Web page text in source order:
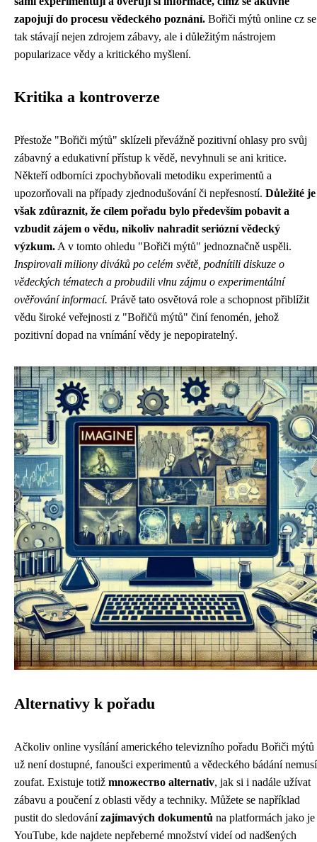
zapojují do procesu vědeckého poznání. Bořiči mýtů online cz se
tak stávají nejen zdrojem zábavy, ale i důležitým nástrojem
popularizace vědy a kritického myšlení.
Kritika a kontroverze
Přestože "Bořiči mýtů" sklízeli převážně pozitivní ohlasy pro svůj
zábavný a edukativní přístup k vědě, nevyhnuli se ani kritice.
Někteří odborníci zpochybňovali metodiku experimentů a
upozorňovali na případy zjednodušování či nepřesností. Důležité je
však zdůraznit, že cílem pořadu bylo především pobavit a
vzbudit zájem o vědu, nikoliv nahradit seriózní vědecký
výzkum. A v tomto ohledu "Bořiči mýtů" jednoznačně uspěli.
Inspirovali miliony diváků po celém světě, podnítili diskuze o
vědeckých tématech a probudili vlnu zájmu o experimentální
ověřování informací. Právě tato osvětová role a schopnost přiblížit
vědu široké veřejnosti z "Bořičů mýtů" činí fenomén, jehož
pozitivní dopad na vnímání vědy je nepopiratelný.
Alternativy k pořadu
Ačkoliv online vysílání amerického televizního pořadu Bořiči mýtů
už není dostupné, fanoušci experimentů a vědeckého bádání nemusí
zoufat. Existuje totiž mnoжество alternativ, jak si i nadále užívat
zábavu a poučení z oblasti vědy a techniky. Můžete se například
pustit do sledovánízajímavých dokumentů na platformách jako je
YouTube, kde najdete nepřeberné množství videí od nadšených